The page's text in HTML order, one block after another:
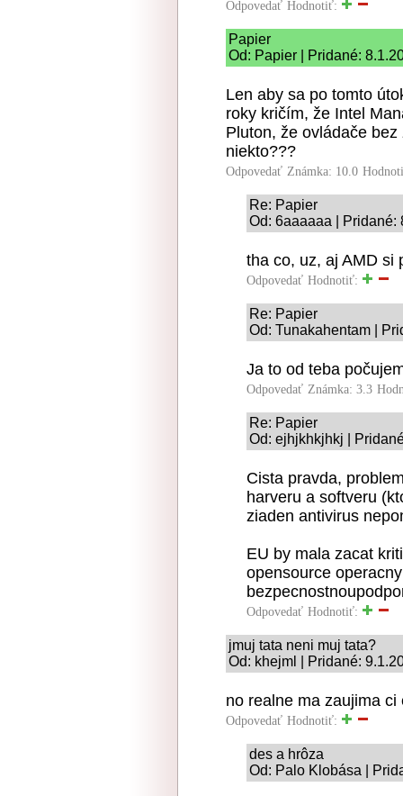
Odpovedať Hodnotiť:
Papier
Od: Papier | Pridané:
Len aby sa po tomto
roky kričím, že Intel
Pluton, že ovládače
niekto???
Odpovedať Známka: 10.0
Re: Papier
Od: 6aaaaaa | Pridané:
tha co, uz, aj AMD si
Odpovedať Hodnotiť:
Re: Papier
Od: Tunakahentam |
Ja to od teba
Odpovedať Známka: 3.3
Re: Papier
Od: ejhjkhkjhkj |
Cista pravda,
harveru a softveru
ziaden antivirus
EU by mala zacat
opensource
Odpovedať Hodnotiť:
jmuj tata neni muj tata?
Od: khejml | Pridané:
no realne ma zaujima
Odpovedať Hodnotiť:
des a hrôza
Od: Palo Klobása |